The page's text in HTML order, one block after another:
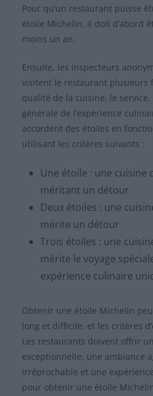
Pour qu’un restaurant puisse
étoile Michelin, il doit d’abord
moins un an.
Ensuite, les inspecteurs
visitent le restaurant plusieurs
qualité de la cuisine, le
générale de l’expérience
accordent des étoiles en
utilisant les critères suivants :
Une étoile : une cuisine
méritant un détour
Deux étoiles : une
mérite un détour
Trois étoiles : une
mérite le voyage
expérience culinaire
Obtenir une étoile Michelin
long et difficile, et les critères
Les restaurants doivent offrir
exceptionnelle, une ambiance
irréprochable et une
pour obtenir une étoile